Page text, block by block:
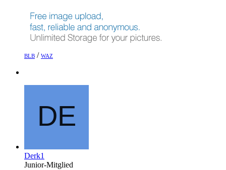
BLB / WAZ
Derk1
Junior-Mitglied